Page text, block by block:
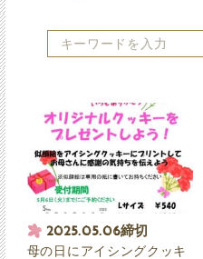
2025.05.06締切
母の日にアイシングクッキ